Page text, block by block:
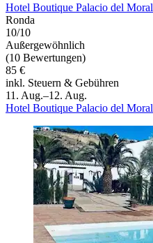
Hotel Boutique Palacio del Moral
Ronda
10/10
Außergewöhnlich
(10 Bewertungen)
85 €
inkl. Steuern & Gebühren
11. Aug.–12. Aug.
Hotel Boutique Palacio del Moral